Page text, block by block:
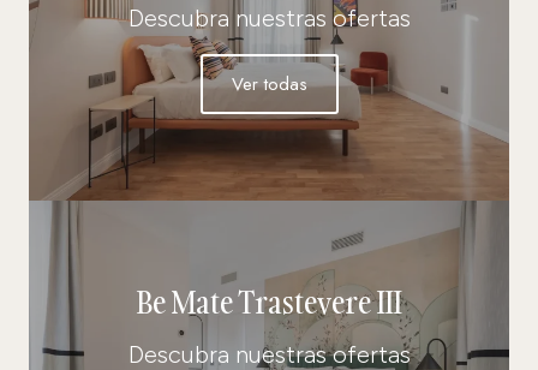
Descubra nuestras ofertas
Ver todas
Be Mate Trastevere III
Descubra nuestras ofertas